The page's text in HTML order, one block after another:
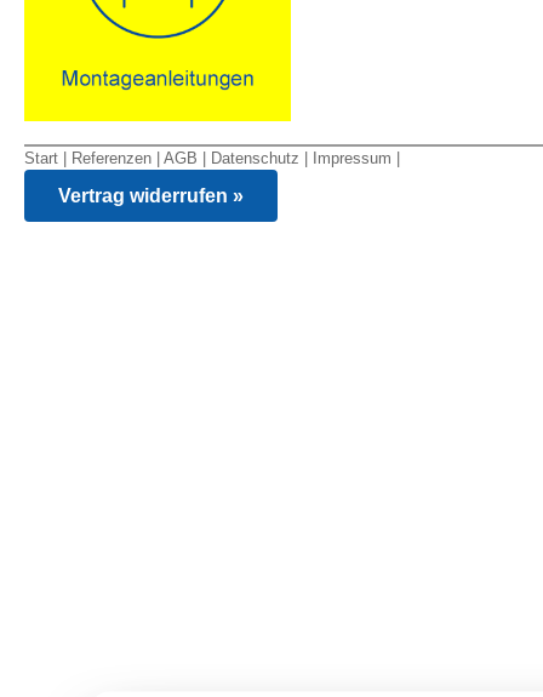
Start Referenzen AGB Datenschutz Impressum
Vertrag widerrufen »